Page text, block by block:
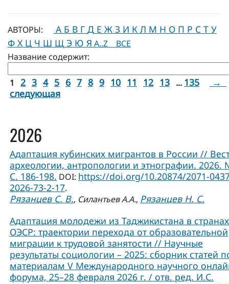
АВТОРЫ: А Б В Г Д Е Ж З И К Л М Н О П Р С Т У
Ф Х Ц Ч Ш Щ Э Ю Я A..Z ВСЕ
Название содержит:
1 2 3 4 5 6 7 8 9 10 11 12 13 ... 135
→
следующая
2026
Адаптация кубинских мигрантов в России //
археологии, антропологии и этнографии. 2026.
С. 186-198. DOI: https://doi.org/10.20874/2071-
2026-73-2-17.
Рязанцев С. В., Силантьев А.А., Рязанцев Н. С.
Адаптация молодежи из Таджикистана в странах
ОЭСР: траектории перехода от образовательной
миграции к трудовой занятости // Научные
результаты социологии – 2025: сборник статей
материалам V Международного научного
форума, 25–28 февраля 2026 г. / отв. ред. И.С.